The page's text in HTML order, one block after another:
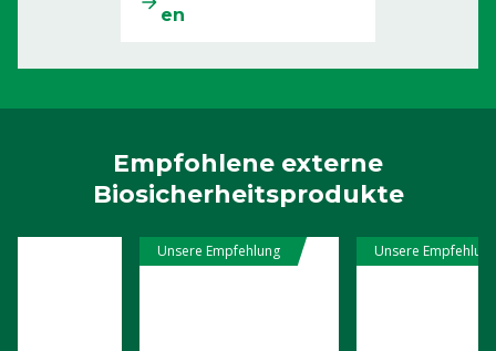
en
Empfohlene externe
Biosicherheitsprodukte
Unsere Empfehlung Unsere Empfehlung